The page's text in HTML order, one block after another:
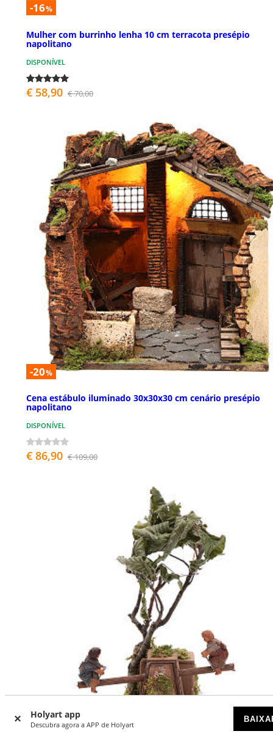
Holyart app
Descubra agora a APP de Holyart
-16%
Mulher com burrinho lenha 10 cm terracota presépio
napolitano
DISPONÍVEL
€ 58,90 € 70,00
-20%
Cena estábulo iluminado 30x30x30 cm cenário presépio
napolitano
DISPONÍVEL
€ 86,90 € 109,00